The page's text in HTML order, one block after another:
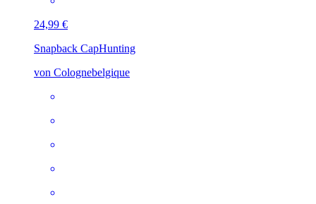
24,99 €
Snapback CapHunting
von Colognebelgique